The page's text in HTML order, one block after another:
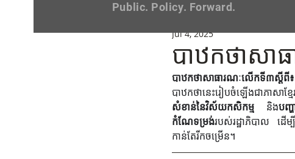
Public. Policy. Forward.
បាឋកថាសា
Jul 4, 2025
បាឋកថាសាធារណៈលើកទី៣ស្តីពី
បាឋកថានេះរៀបចំឡើងជាភាសាខ្
សំខាន់នៃវិស័យកសិកម្ម និងបញ្
កំណែទម្រង់របស់រដ្ឋាភិបាល ដើម្
កាន់តែរីកចម្រើន។